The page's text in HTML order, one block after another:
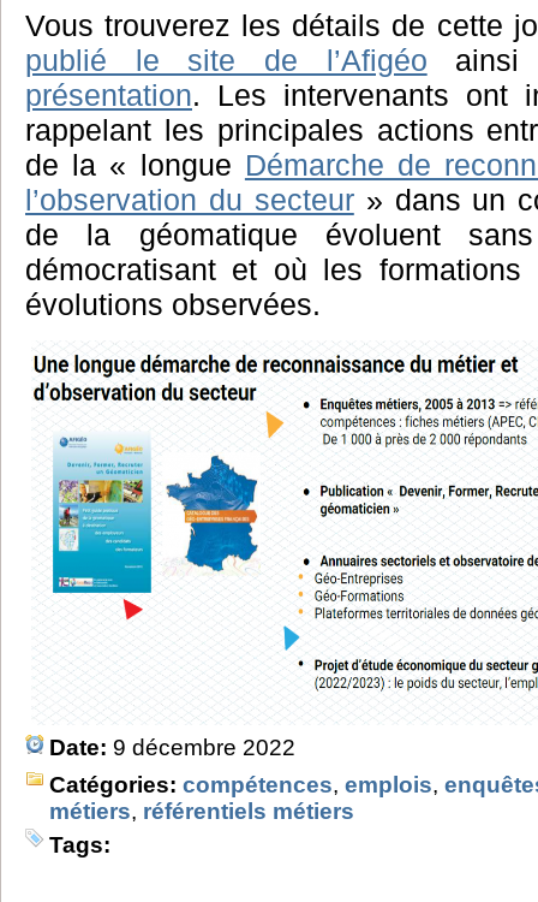
Vous trouverez les détails de cette
publié le site de l’Afigéo
présentation. Les intervenants ont
rappelant les principales actions
de la « longue Démarche de
l’observation du secteur» dans un
de la géomatique évoluent
démocratisant et où les formations
évolutions observées.
Date: 9 décembre 2022
Catégories: compétences, emplois,
métiers, référentiels métiers
Tags: